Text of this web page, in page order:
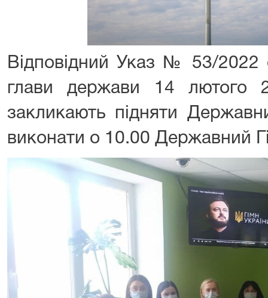
Відповідний Указ № 53/2022
глави держави 14 лютого
закликають підняти
виконати о 10.00 Державний